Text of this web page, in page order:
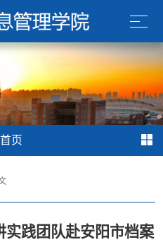
首页
实践团队赴安阳市档案